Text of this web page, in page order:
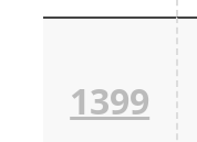
1399